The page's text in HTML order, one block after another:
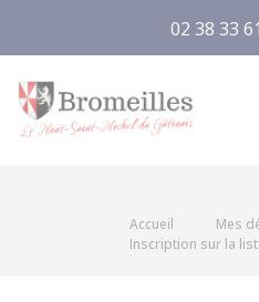
02 38 33
Accueil Mes
Inscription sur la